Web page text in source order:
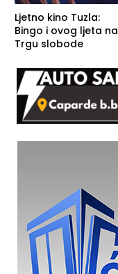
Ljetno kino Tuzla:
Bingo i ovog ljeta na
Trgu slobode